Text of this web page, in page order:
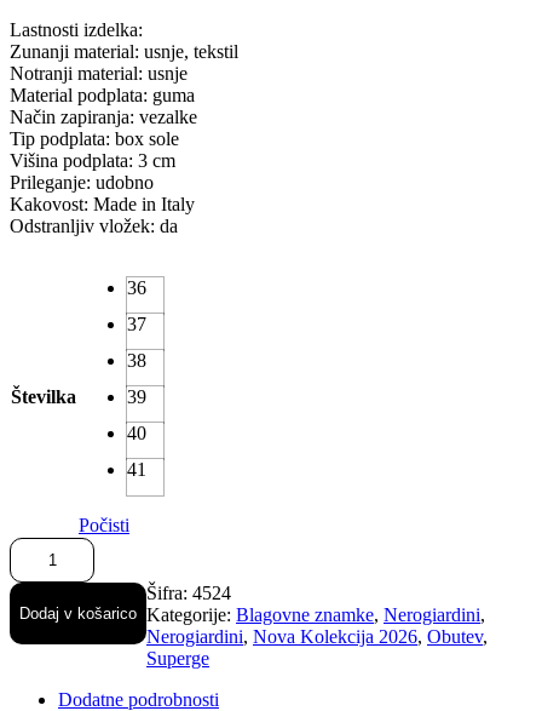
Lastnosti izdelka:
Zunanji material: usnje, tekstil
Notranji material: usnje
Material podplata: guma
Način zapiranja: vezalke
Tip podplata: box sole
Višina podplata: 3 cm
Prileganje: udobno
Kakovost: Made in Italy
Odstranljiv vložek: da
Številka
36
37
38
39
40
41
Počisti
Balin
NeroGiardini
usnjene
modne
ženske
Dodaj v košarico
Šifra: 4524
Kategorije: Blagovne znamke, Nerogiardini,
Nerogiardini, Nova Kolekcija 2026, Obutev,
Superge
Dodatne podrobnosti